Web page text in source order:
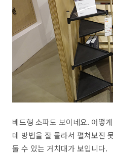
베드형 소파도 보이네요. 어떻
데 방법을 잘 몰라서 펼쳐보진
둘 수 있는 거치대가 보입니다.